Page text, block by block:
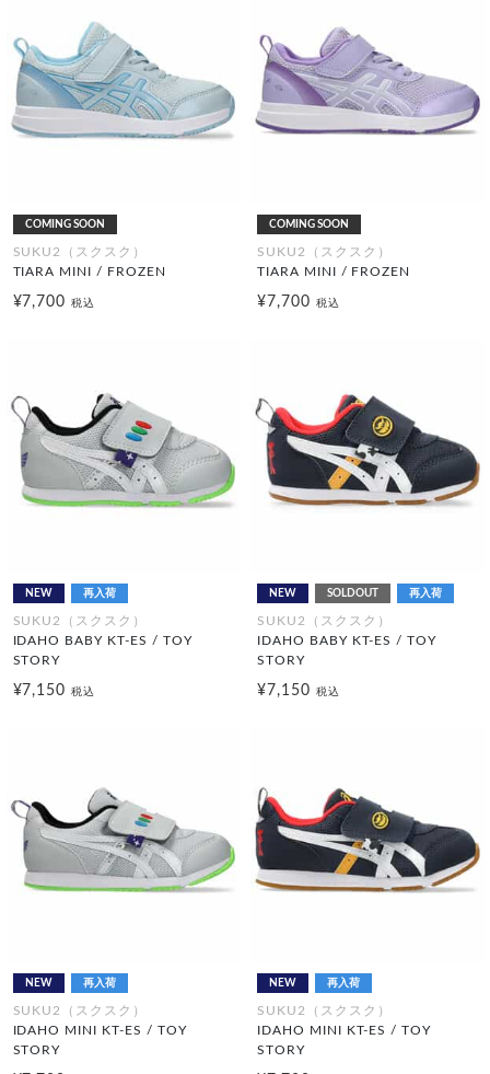
COMING SOON
SUKU2（スクスク）
TIARA MINI / FROZEN
¥7,700税込
COMING SOON
SUKU2（スクスク）
TIARA MINI / FROZEN
¥7,700 税込
NEW 再入荷
SUKU2（スクスク）
IDAHO BABY KT-ES / TOY
STORY
¥7,150税込
NEW SOLDOUT 再入荷
SUKU2（スクスク）
IDAHO BABY KT-ES / TOY
STORY
¥7,150 税込
NEW 再入荷
SUKU2（スクスク）
IDAHO MINI KT-ES / TOY
STORY
NEW 再入荷
SUKU2（スクスク）
IDAHO MINI KT-ES / TOY
STORY